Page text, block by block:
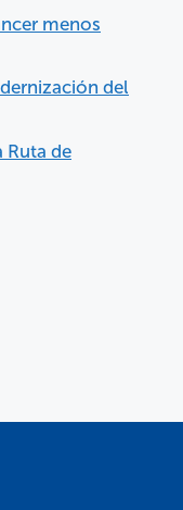
menos
del
Ruta de